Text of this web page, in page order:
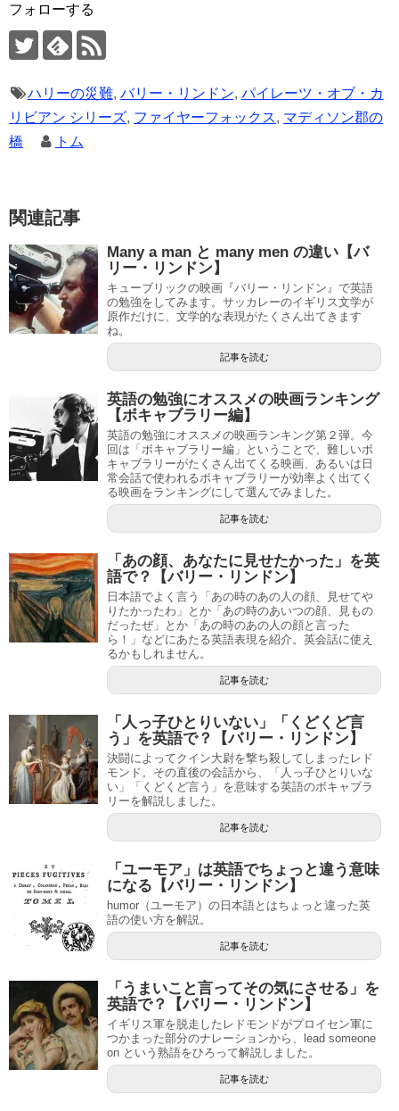
フォローする
ハリーの災難, バリー・リンドン, パイレーツ・オブ・カ
リビアン シリーズ, ファイヤーフォックス, マディソン郡の
橋
トム
関連記事
Many a man と many men の違い【バ
リー・リンドン】
キューブリックの映画『バリー・リンドン』で英語
の勉強をしてみます。サッカレーのイギリス文学が
原作だけに、文学的な表現がたくさん出てきます
ね。
記事を読む
英語の勉強にオススメの映画ランキング
【ボキャブラリー編】
英語の勉強にオススメの映画ランキング第２弾。今
回は「ボキャブラリー編」ということで、難しいボ
キャブラリーがたくさん出てくる映画、あるいは日
常会話で使われるボキャブラリーが効率よく出てく
る映画をランキングにして選んでみました。
記事を読む
「あの顔、あなたに見せたかった」を英
語で？【バリー・リンドン】
日本語でよく言う「あの時のあの人の顔、見せてや
りたかったわ」とか「あの時のあいつの顔、見もの
だったぜ」とか「あの時のあの人の顔と言った
ら！」などにあたる英語表現を紹介。英会話に使え
るかもしれません。
記事を読む
「人っ子ひとりいない」「くどくど言
う」を英語で？【バリー・リンドン】
決闘によってクイン大尉を撃ち殺してしまったレド
モンド。その直後の会話から、「人っ子ひとりいな
い」「くどくど言う」を意味する英語のボキャブラ
リーを解説しました。
記事を読む
「ユーモア」は英語でちょっと違う意味
になる【バリー・リンドン】
humor（ユーモア）の日本語とはちょっと違った英
語の使い方を解説。
記事を読む
「うまいこと言ってその気にさせる」を
英語で？【バリー・リンドン】
イギリス軍を脱走したレドモンドがプロイセン軍に
つかまった部分のナレーションから、lead someone
on という熟語をひろって解説しました。
記事を読む